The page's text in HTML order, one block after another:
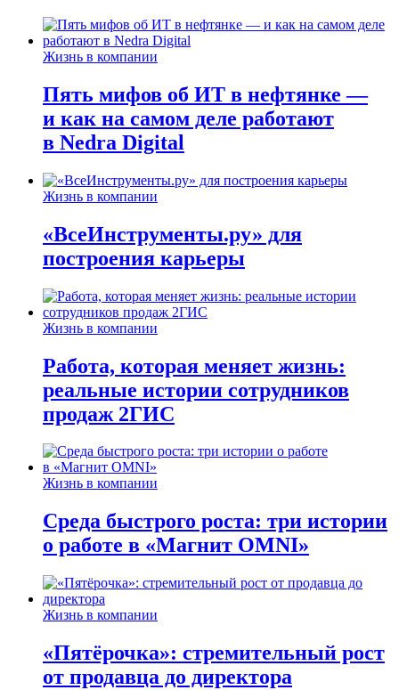
Жизнь в компании
Пять мифов об ИТ в нефтянке —
и как на самом деле работают
в Nedra Digital
Жизнь в компании
«ВсеИнструменты.ру» для
построения карьеры
Жизнь в компании
Работа, которая меняет жизнь:
реальные истории сотрудников
продаж 2ГИС
Жизнь в компании
Среда быстрого роста: три истории
о работе в «Магнит OMNI»
Жизнь в компании
«Пятёрочка»: стремительный рост
от продавца до директора